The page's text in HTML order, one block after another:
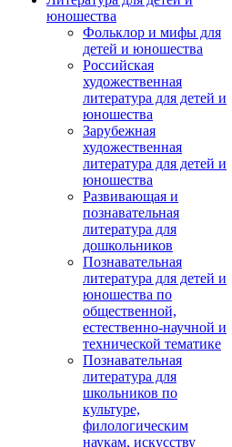
юношества
Фольклор и мифы для
детей и юношества
Российская
художественная
литература для детей и
юношества
Зарубежная
художественная
литература для детей и
юношества
Развивающая и
познавательная
литература для
дошкольников
Познавательная
литература для детей и
юношества по
общественной,
естественно-научной и
технической тематике
Познавательная
литература для
школьников по
культуре,
филологическим
наукам, искусству